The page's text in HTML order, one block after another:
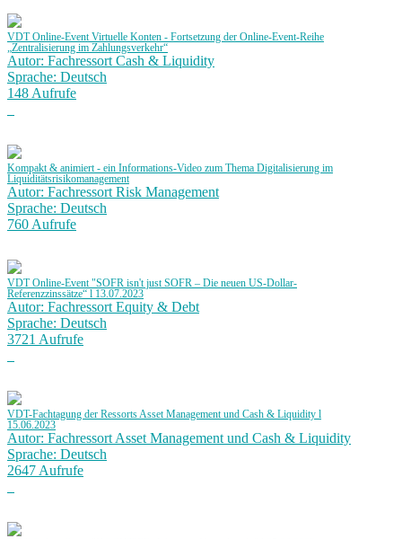
VDT Online-Event Virtuelle Konten - Fortsetzung der Online-Event-Reihe
„Zentralisierung im Zahlungsverkehr“
Autor: Fachressort Cash & Liquidity
Sprache: Deutsch
148 Aufrufe
Kompakt & animiert - ein Informations-Video zum Thema Digitalisierung im
Liquiditätsrisikomanagement
Autor: Fachressort Risk Management
Sprache: Deutsch
760 Aufrufe
VDT Online-Event "SOFR isn't just SOFR – Die neuen US-Dollar-
Referenzzinssätze“ l 13.07.2023
Autor: Fachressort Equity & Debt
Sprache: Deutsch
3721 Aufrufe
VDT-Fachtagung der Ressorts Asset Management und Cash & Liquidity l
15.06.2023
Autor: Fachressort Asset Management und Cash & Liquidity
Sprache: Deutsch
2647 Aufrufe